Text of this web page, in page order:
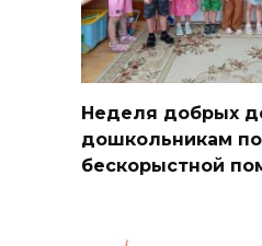
Неделя добрых
дошкольникам
бескорыстной